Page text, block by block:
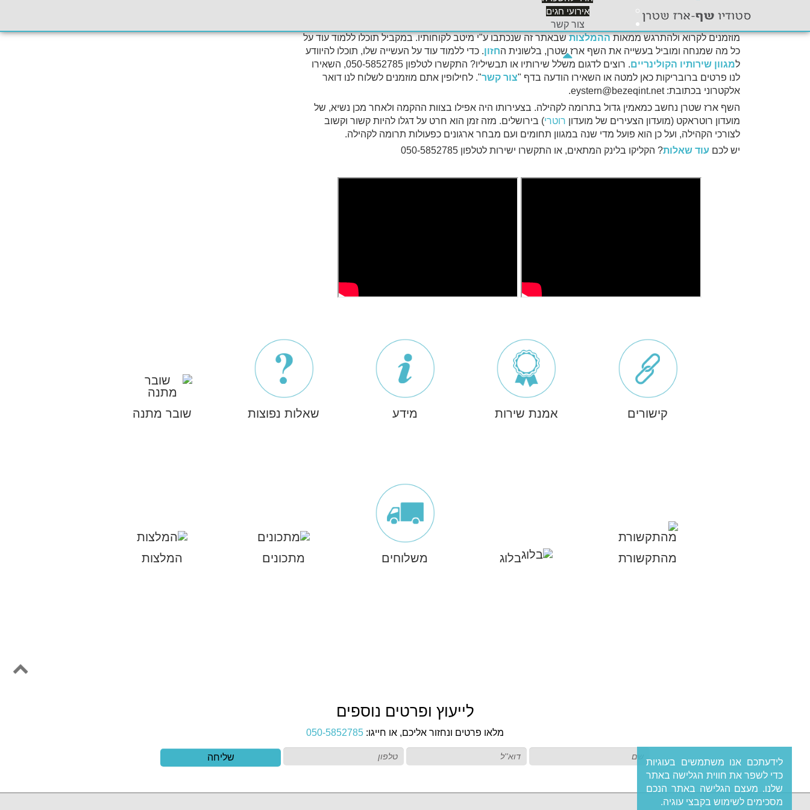
אירועי חגים
צור קשר
ולמעשה השף ארז שטרן מארח במספר לוקיישנים מובחרים עם מטבח פתוח באיזור המרכז. אז שבו ותיהנו
מפירות יצירותיו ותפריטיו ומהאוירה הייחודית אותה הוא עיצב בעצמו. כדי להדגיש ולהעצים את חוויתכם אתם
מוזמנים לקרוא ולהתרגש ממאותההמלצותשבאתר זה שנכתבו ע"י מיטב לקוחותיו. במקביל תוכלו ללמוד עוד על
כל מה שמנחה ומוביל בעשייה את השף ארז שטרן, בלשונית החזון. כדי ללמוד עוד על העשייה שלו, תוכלו להיוודע
למגוון שירותיו הקולינריים
. רוצים לדגום משלל שירותיו או תבשיליו? התקשרו לטלפון 050-5852785, השאירו
לנו פרטים ברובריקות כאן למטה או השאירו הודעה בדף "צור קשר". לחילופין אתם מוזמנים לשלוח לנו דואר
אלקטרוני בכתובת:
.
השף ארז שטרן נחשב כמאמין גדול בתרומה לקהילה. בצעירותו היה אפילו בצוות ההקמה ולאחר מכן נשיא, של
מועדון רוטראקט (מועדון הצעירים של מועדון רוטרי) בירושלים. מזה זמן הוא חרט על דגלו להיות קשור וקשוב
לצורכי הקהילה, ועל כן הוא פועל מדי שנה במגוון תחומים ועם מבחר ארגונים כפעולות תרומה לקהילה.
יש לכם עוד שאלות? הקליקו בלינק המתאים, או התקשרו ישירות לטלפון 050-5852785
קישורים אמנת שירות מידע שאלות נפוצות שובר מתנה
מהתקשורת בלוג משלוחים מתכונים המלצות
לייעוץ ופרטים נוספים
מלאו פרטים ונחזור אליכם, או חייגו: 050-5852785
שליחה
לידעתכם אנו משתמשים בעוגיות
כדי לשפר את חווית הגלישה באתר
שלנו. מעצם הגלישה באתר הנכם
מסכימים לשימוש בקבצי עוגיה.